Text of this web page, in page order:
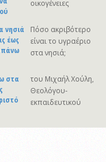
οικογένειες
νησιά
έως
Πόσο ακριβότερο
είναι το υγραέριο
στα νησιά;
στα
του Μιχαήλ Χούλη,
Θεολόγου-
εκπαιδευτικού